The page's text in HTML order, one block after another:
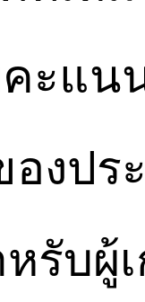
ะแน
งปร
รับผู้